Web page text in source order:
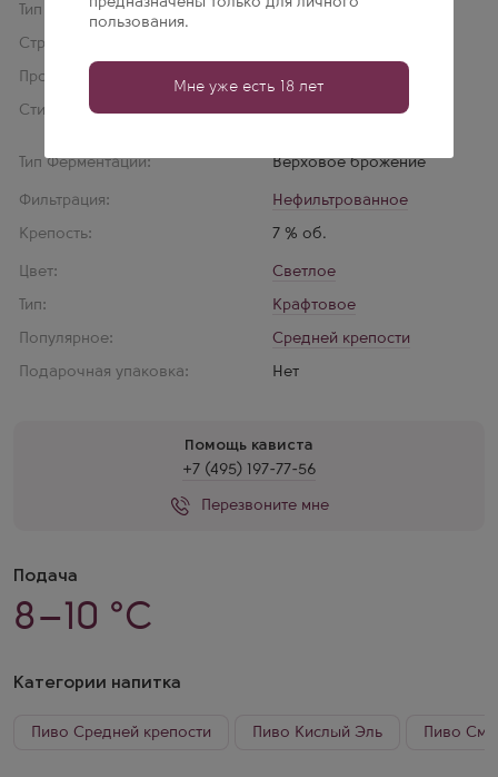
Тип товара:
Эль
Страна производства:
Производитель:
Четыре пивовара
Стиль пива:
Кислый Эль,Смузи
Тип Ферментации:
Верховое брожение
Фильтрация:
Нефильтрованное
Крепость:
7 % об.
Цвет:
Светлое
Тип:
Крафтовое
Популярное:
Средней крепости
Подарочная упаковка:
Нет
Помощь кависта
+7 (495) 197-77-56
Перезвоните мне
Подача
8–10 °C
Категории напитка
Пиво Средней крепости Пиво Кислый Эль Пиво
пользования.
Мне уже есть 18 лет